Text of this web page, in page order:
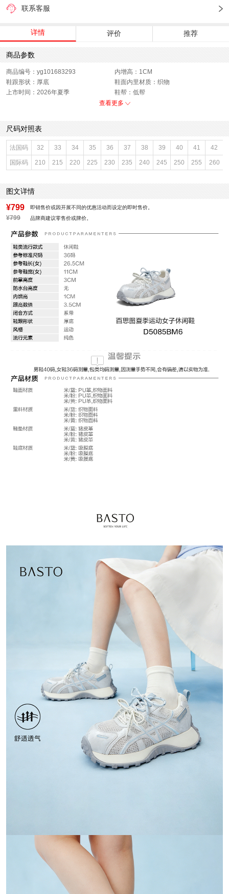
联系客服
详情 评价 推荐
商品参数
商品编号：yg101683293
内增高：1CM
鞋跟形状：厚底
鞋面内里材质：织物
上市时间：2026年夏季
鞋帮：低帮
参考鞋宽(女)：11CM
流行元素：纯色
闭合方式：系带
前掌高度：3CM
款式季节：夏季
配跟：无
鞋垫材质：猪皮革
鞋头款式：圆头
鞋面材质：织物面料,PU革
鞋面图案：纯色
参考鞋长(女)：26.5CM
跟高数值：3.5CM
性别：女子
皮质特征：无
里料材质：织物面料
防水台高度：无
风格：运动
查看更多
尺码对照表
法国码 32 33 34 35 36 37 38 39 40 41 42
国际码 210 215 220 225 230 235 240 245 250 255 260
图文详情
¥799 即销售价或因开展不同的优惠活动而设定的即时售价。
¥799 品牌商建议零售价或牌价。